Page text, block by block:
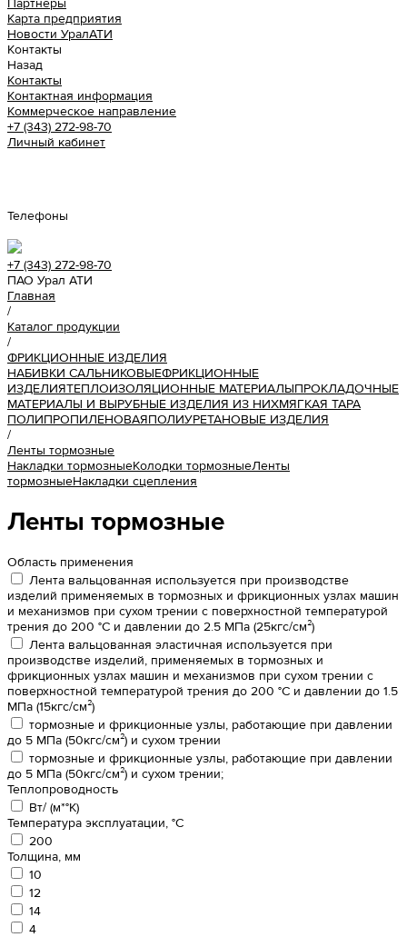
Партнеры
Карта предприятия
Новости УралАТИ
Контакты
Назад
Контакты
Контактная информация
Коммерческое направление
+7 (343) 272-98-70
Личный кабинет
Телефоны
+7 (343) 272-98-70
ПАО Урал АТИ
Главная
/
Каталог продукции
/
ФРИКЦИОННЫЕ ИЗДЕЛИЯ
НАБИВКИ САЛЬНИКОВЫЕФРИКЦИОННЫЕ
ИЗДЕЛИЯТЕПЛОИЗОЛЯЦИОННЫЕ МАТЕРИАЛЫПРОКЛАДОЧНЫЕ
МАТЕРИАЛЫ И ВЫРУБНЫЕ ИЗДЕЛИЯ ИЗ НИХМЯГКАЯ ТАРА
ПОЛИПРОПИЛЕНОВАЯПОЛИУРЕТАНОВЫЕ ИЗДЕЛИЯ
/
Ленты тормозные
Накладки тормозныеКолодки тормозныеЛенты
тормозныеНакладки сцепления
Ленты тормозные
Область применения
Лента вальцованная используется при производстве
изделий применяемых в тормозных и фрикционных узлах машин
и механизмов при сухом трении с поверхностной температурой
трения до 200 °С и давлении до 2.5 МПа (25кгс/см²)
Лента вальцованная эластичная используется при
производстве изделий, применяемых в тормозных и
фрикционных узлах машин и механизмов при сухом трении с
поверхностной температурой трения до 200 °С и давлении до 1.5
МПа (15кгс/см²)
тормозные и фрикционные узлы, работающие при давлении
до 5 МПа (50кгс/см²) и сухом трении
тормозные и фрикционные узлы, работающие при давлении
до 5 МПа (50кгс/см²) и сухом трении;
Теплопроводность
Вт/ (м*°К)
Температура эксплуатации, °С
200
Толщина, мм
10
12
14
4